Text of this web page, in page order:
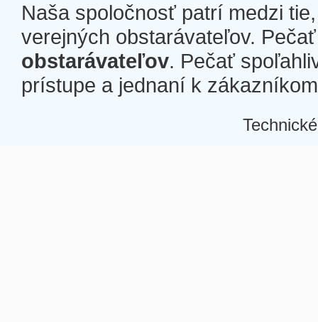
Naša spoločnosť patrí medzi
verejných obstarávateľov.
obstarávateľov. Pečať
prístupe a jednaní k